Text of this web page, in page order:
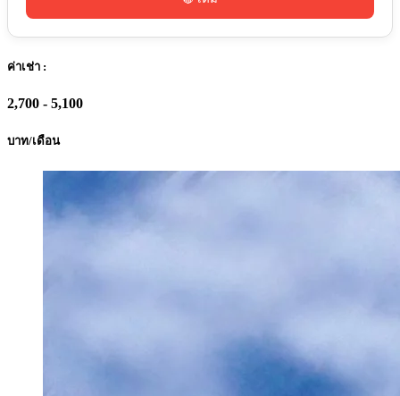
ค่าเช่า :
2,700 - 5,100
บาท/เดือน